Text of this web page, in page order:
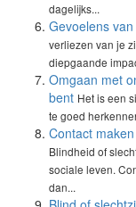
dagelijks...
Gevoelens
verliezen van je
diepgaande
Omgaan met
bent Het is een
te goed
Contact
Blindheid of
sociale leven.
dan...